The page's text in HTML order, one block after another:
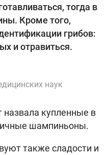
тогда в
Кроме того,
грибов:
и отравиться.
наук
купленные в
шампиньоны.
также сладости и